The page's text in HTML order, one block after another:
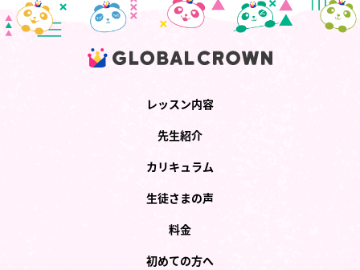
レッスン内容
先生紹介
カリキュラム
生徒さまの声
料金
初めての方へ